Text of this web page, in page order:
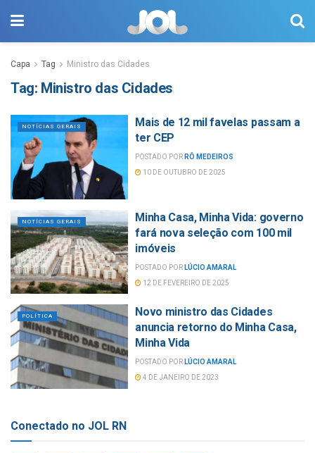
Capa Tag Ministro das Cidades
Tag: Ministro das Cidades
NOTÍCIAS GERAIS
Mais de 12 mil favelas passam a
ter CEP
POSTADO POR RÔ MEDEIROS
10 DE OUTUBRO DE 2025
NOTÍCIAS GERAIS
Minha Casa, Minha Vida: governo
fará nova seleção com 100 mil
imóveis
POSTADO POR LÚCIO AMARAL
12 DE FEVEREIRO DE 2025
POLÍTICA
Novo ministro das Cidades
anuncia retorno do Minha Casa,
Minha Vida
POSTADO POR LÚCIO AMARAL
4 DE JANEIRO DE 2023
Conectado no JOL RN